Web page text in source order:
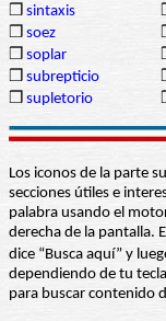
❒ sintaxis
❒ soez
❒ soplar
❒ subrepticio
❒ supletorio
Los iconos de la parte
secciones útiles e
palabra usando el
derecha de la pantalla.
dice “Busca aquí” y
dependiendo de tu
para buscar contenido